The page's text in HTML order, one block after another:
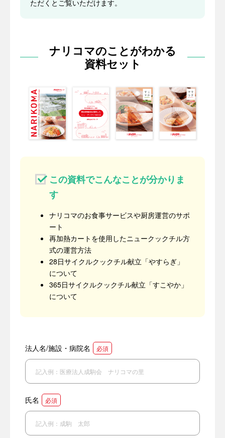
ただくとご覧いただけます。
ナリコマのことがわかる
資料セット
この資料でこんなことが分かりま
す
ナリコマのお食事サービスや厨房運営のサポ
ート
再加熱カートを使用したニュークックチル方
式の運営方法
28日サイクルクックチル献立「やすらぎ」
について
365日サイクルクックチル献立「すこやか」
について
法人名/施設・病院名 必須
氏名 必須